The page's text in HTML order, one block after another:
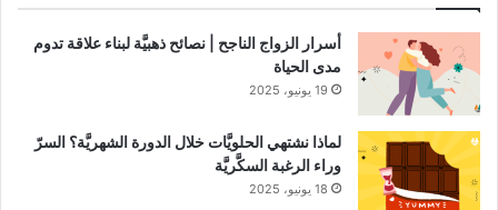
أسرار الزواج الناجح | نصائح ذهبيَّة لبناء علاقة تدوم
مدى الحياة
19 يونيو، 2025
لماذا نشتهي الحلويَّات خلال الدورة الشهريَّة؟ السرّ
وراء الرغبة السكَّريَّة
18 يونيو، 2025